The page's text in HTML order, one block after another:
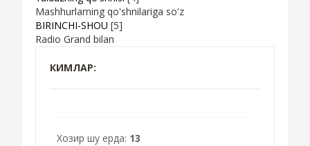
Mashhurlarning qo'shnilariga so'z
BIRINCHI-SHOU [5]
Radio Grand bilan
КИМЛАР:
Хозир шу ерда: 13